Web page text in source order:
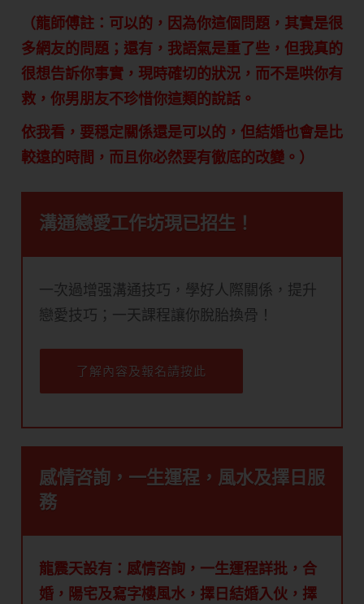
（龍師傅註：可以的，因為你這個問題，其實是很
多網友的問題；還有，我語氣是重了些，但我真的
很想告訴你事實，現時確切的狀況，而不是哄你有
救，你男朋友不珍惜你這類的說話。
依我看，要穏定關係還是可以的，但結婚也會是比
較遠的時間，而且你必然要有徹底的改變。）
溝通戀愛工作坊現已招生！
一次過增强溝通技巧，學好人際關係，提升
戀愛技巧；一天課程讓你脫胎換骨！
了解內容及報名請按此
感情咨詢，一生運程，風水及擇日服
務
龍震天設有：感情咨詢，一生運程詳批，合
婚，陽宅及寫字樓風水，擇日結婚入伙，擇